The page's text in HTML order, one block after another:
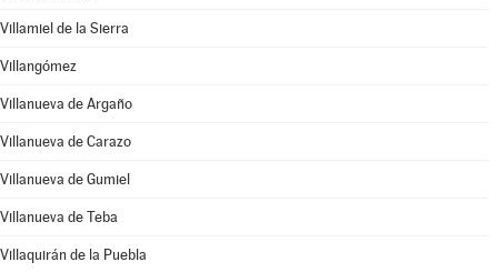
Villamiel de la Sierra
Villangómez
Villanueva de Argaño
Villanueva de Carazo
Villanueva de Gumiel
Villanueva de Teba
Villaquirán de la Puebla